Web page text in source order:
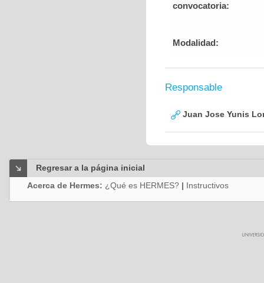
convocatoria:
Modalidad:
Responsable
Juan Jose Yunis
Regresar a la página inicial
Acerca de Hermes: ¿Qué es HERMES? | Instructivos